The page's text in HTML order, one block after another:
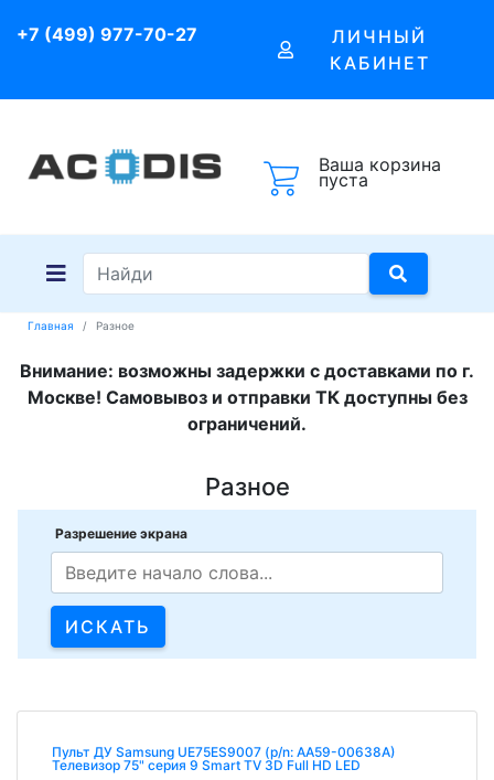
+7 (499) 977-70-27
ЛИЧНЫЙ
КАБИНЕТ
Ваша корзина
пуста
Главная Разное
Внимание: возможны задержки с доставками по г.
Москве! Самовывоз и отправки ТК доступны без
ограничений.
Разное
Разрешение экрана
Пульт ДУ Samsung UE75ES9007 (p/n: AA59-00638A)
Телевизор 75" серия 9 Smart TV 3D Full HD LED